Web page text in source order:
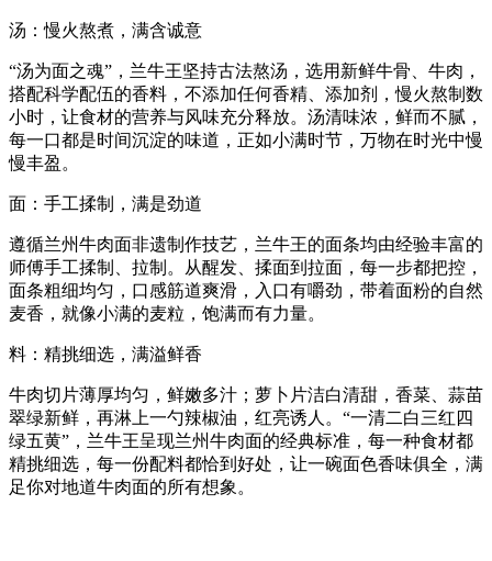
汤：慢火熬煮，满含诚意
“汤为面之魂”，兰牛王坚持古法熬汤，选用新鲜牛骨、牛肉，
搭配科学配伍的香料，不添加任何香精、添加剂，慢火熬制数
小时，让食材的营养与风味充分释放。汤清味浓，鲜而不腻，
每一口都是时间沉淀的味道，正如小满时节，万物在时光中慢
慢丰盈。
面：手工揉制，满是劲道
遵循兰州牛肉面非遗制作技艺，兰牛王的面条均由经验丰富的
师傅手工揉制、拉制。从醒发、揉面到拉面，每一步都把控，
面条粗细均匀，口感筋道爽滑，入口有嚼劲，带着面粉的自然
麦香，就像小满的麦粒，饱满而有力量。
料：精挑细选，满溢鲜香
牛肉切片薄厚均匀，鲜嫩多汁；萝卜片洁白清甜，香菜、蒜苗
翠绿新鲜，再淋上一勺辣椒油，红亮诱人。“一清二白三红四
绿五黄”，兰牛王呈现兰州牛肉面的经典标准，每一种食材都
精挑细选，每一份配料都恰到好处，让一碗面色香味俱全，满
足你对地道牛肉面的所有想象。